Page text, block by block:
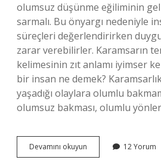
olumsuz düşünme eğiliminin
sarmalı. Bu önyargı nedeniyle
süreçleri değerlendirirken
zarar verebilirler. Karamsarın
kelimesinin zıt anlamı iyimser
bir insan ne demek?
yaşadığı olaylara olumlu
olumsuz bakması, olumlu
Devamını okuyun Karamsar
Tersi
12 Yorum